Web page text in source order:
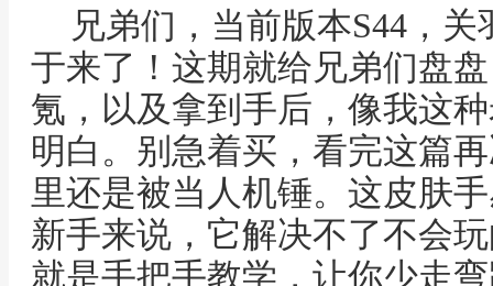
兄弟们，当前版本S44，
于来了！这期就给兄弟们盘
氪，以及拿到手后，像我这
明白。别急着买，看完这篇
里还是被当人机锤。这皮肤
新手来说，它解决不了不会
就是手把手教学，让你少走